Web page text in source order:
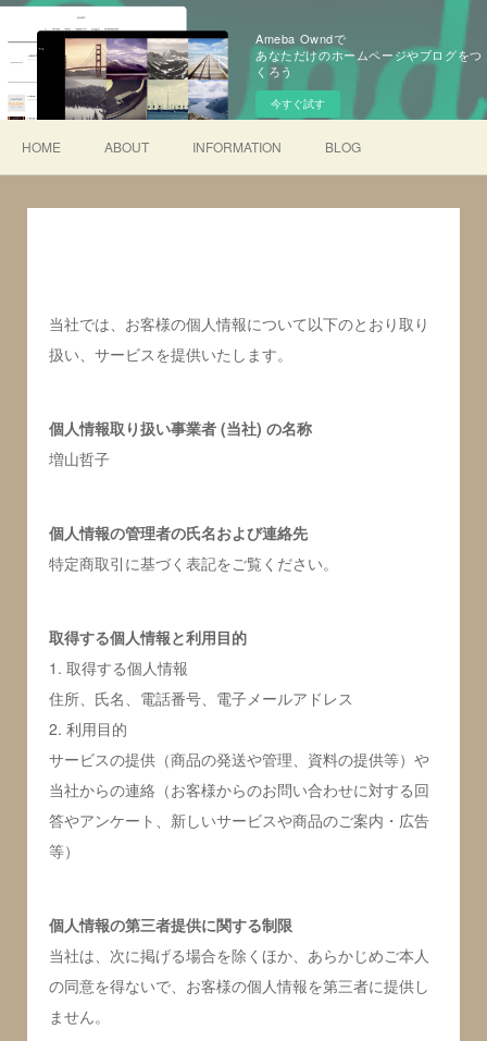
Ameba Owndで
あなただけのホームページやブログをつ
くろう
今すぐ試す
HOME ABOUT INFORMATION BLOG
当社では、お客様の個人情報について以下のとおり取り
扱い、サービスを提供いたします。
個人情報取り扱い事業者 (当社) の名称
増山哲子
個人情報の管理者の氏名および連絡先
特定商取引に基づく表記をご覧ください。
取得する個人情報と利用目的
1. 取得する個人情報
住所、氏名、電話番号、電子メールアドレス
2. 利用目的
サービスの提供（商品の発送や管理、資料の提供等）や
当社からの連絡（お客様からのお問い合わせに対する回
答やアンケート、新しいサービスや商品のご案内・広告
等）
個人情報の第三者提供に関する制限
当社は、次に掲げる場合を除くほか、あらかじめご本人
の同意を得ないで、お客様の個人情報を第三者に提供し
ません。